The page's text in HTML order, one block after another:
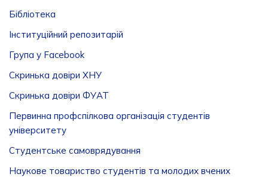
Бібліотека
Інституційний репозитарій
Група у Facebook
Скринька довіри ХНУ
Скринька довіри ФУАТ
Первинна профспілкова організація студентів
університету
Студентське самоврядування
Наукове товариство студентів та молодих вчених